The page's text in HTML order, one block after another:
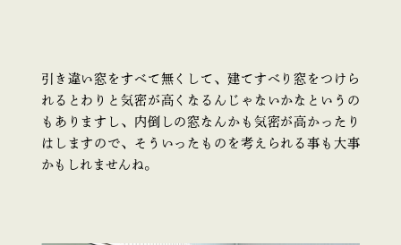
引き違い窓をすべて無くして、建てすべり窓をつけら
れるとわりと気密が高くなるんじゃないかなというの
もありますし、内倒しの窓なんかも気密が高かったり
はしますので、そういったものを考えられる事も大事
かもしれませんね。